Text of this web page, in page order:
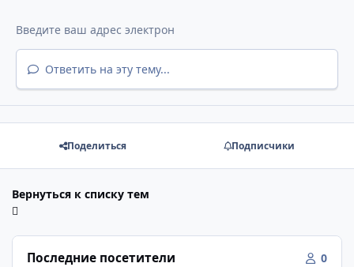
Ответить на эту тему...
Поделиться Подписчики
Вернуться к списку тем
Последние посетители 0